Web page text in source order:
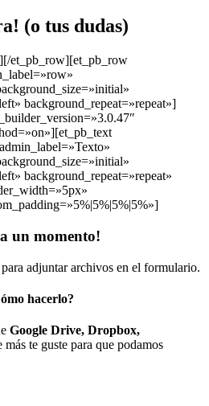
(o tus dudas)
et_pb_row][et_pb_row
background_repeat=»repeat»]
background_repeat=»repeat»
un momento!
adjuntar archivos en el formulario.
hacerlo?
Google Drive, Dropbox,
te guste para que podamos